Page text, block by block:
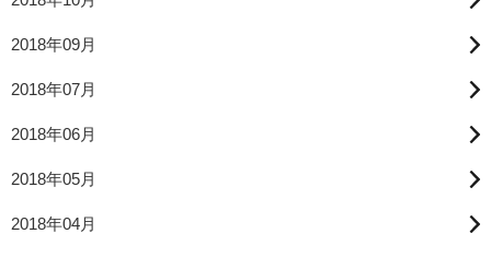
2018年09月
2018年07月
2018年06月
2018年05月
2018年04月